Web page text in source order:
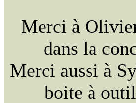
Merci à
dans la
Merci aussi à
boite à